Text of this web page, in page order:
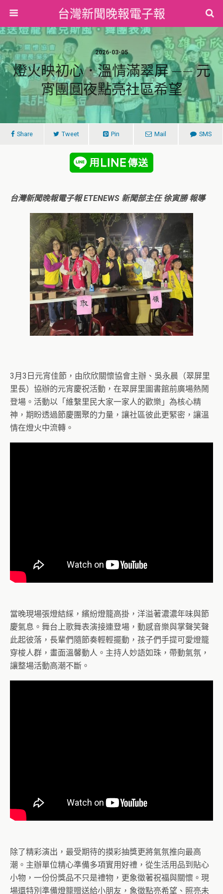
台灣新聞晚報電子報
2026-03-05
燈火映初心．溫情滿翠屏 —— 元
宵團圓夜點亮社區希望
Share Tweet Pin Mail SMS
台灣新聞晚報電子報 ETENEWS 新聞部主任 徐寅勝 報導
3月3日元宵佳節，由欣欣關懷協會主辦、吳永晨（翠屏里
里長）協辦的元宵慶祝活動，在翠屏里圖書館前廣場熱鬧
登場。活動以「維繫里民大家一家人的歡樂」為核心精
神，期盼透過節慶團聚的力量，讓社區彼此更緊密，讓溫
情在燈火中流轉。
當晚現場張燈結綵，繽紛燈籠高掛，洋溢著濃濃年味與節
慶氣息。舞台上歌舞表演接連登場，動感音樂與掌聲笑聲
此起彼落，長輩們隨節奏輕輕擺動，孩子們手提可愛燈籠
穿梭人群，畫面溫馨動人。主持人妙語如珠，帶動氣氛，
讓整場活動高潮不斷。
除了精彩演出，最受期待的摸彩抽獎更將氣氛推向最高
潮。主辦單位精心準備多項實用好禮，從生活用品到貼心
小物，一份份獎品不只是禮物，更象徵著祝福與關懷。現
場還特別準備燈籠贈送給小朋友，象徵點亮希望、照亮未